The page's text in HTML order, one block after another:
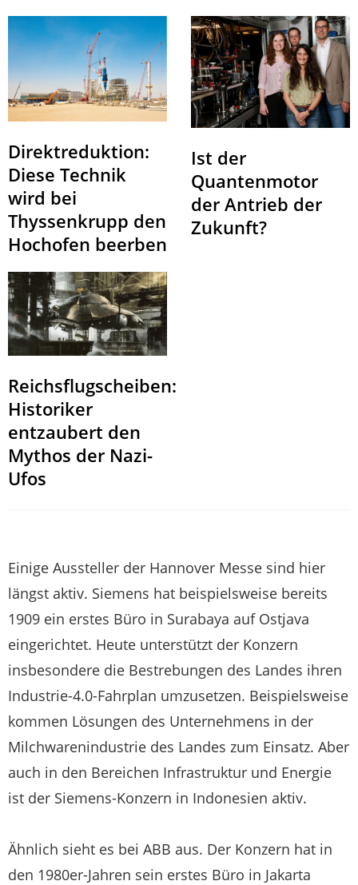
Direktreduktion:
Diese Technik
wird bei
Thyssenkrupp den
Hochofen beerben
Ist der
Quantenmotor
der Antrieb der
Zukunft?
Reichsflugscheiben:
Historiker
entzaubert den
Mythos der Nazi-
Ufos
Einige Aussteller der Hannover Messe sind hier
längst aktiv. Siemens hat beispielsweise bereits
1909 ein erstes Büro in Surabaya auf Ostjava
eingerichtet. Heute unterstützt der Konzern
insbesondere die Bestrebungen des Landes ihren
Industrie-4.0-Fahrplan umzusetzen. Beispielsweise
kommen Lösungen des Unternehmens in der
Milchwarenindustrie des Landes zum Einsatz. Aber
auch in den Bereichen Infrastruktur und Energie
ist der Siemens-Konzern in Indonesien aktiv.
Ähnlich sieht es bei ABB aus. Der Konzern hat in
den 1980er-Jahren sein erstes Büro in Jakarta